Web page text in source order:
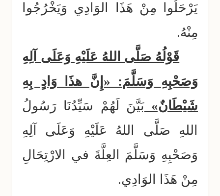
يَرْحَلُوا مِنْ هَذَا الوَادِي وَيَخْرُجُوا
مِنْهُ.
قَوْلُهُ صَلَّى اللهُ عَلَيْهِ وَعَلَى آلِهِ
وَصَحْبِهِ وَسَلَّمَ: «إِنَّ هذَا وَادٍ بِهِ
شَيْطَانٌ»بَيَّنَ لَهُمْ سَيِّدُنَا رَسُولُ
اللهِ صَلَّى اللهُ عَلَيْهِ وَعَلَى آلِهِ
وَصَحْبِهِ وَسَلَّمَ العِلَّةَ في الارْتِحَالِ
مِنْ هَذَا الوَادِي.